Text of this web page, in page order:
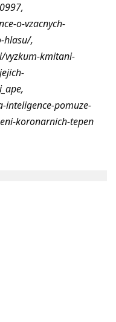
o-vzacnych-
hlasu/,
vyzkum-kmitani-
inteligence-pomuze-
koronarnich-tepen